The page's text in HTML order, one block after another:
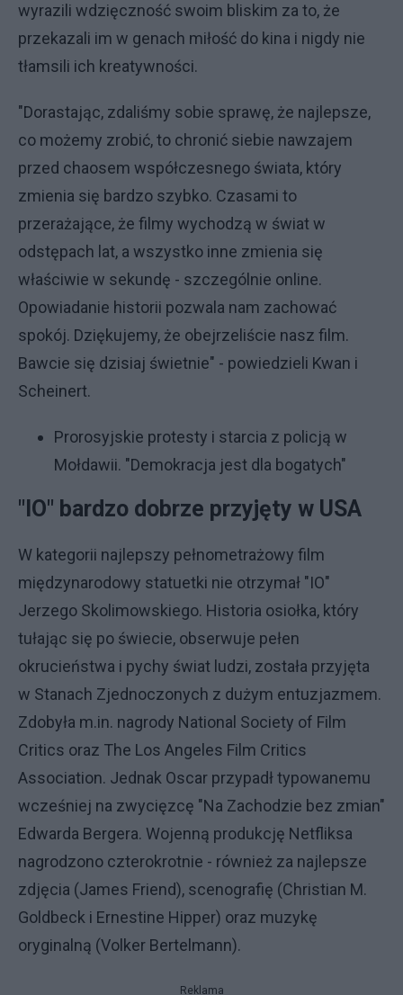
wyrazili wdzięczność swoim bliskim za to, że
przekazali im w genach miłość do kina i nigdy nie
tłamsili ich kreatywności.
"Dorastając, zdaliśmy sobie sprawę, że najlepsze,
co możemy zrobić, to chronić siebie nawzajem
przed chaosem współczesnego świata, który
zmienia się bardzo szybko. Czasami to
przerażające, że filmy wychodzą w świat w
odstępach lat, a wszystko inne zmienia się
właściwie w sekundę - szczególnie online.
Opowiadanie historii pozwala nam zachować
spokój. Dziękujemy, że obejrzeliście nasz film.
Bawcie się dzisiaj świetnie" - powiedzieli Kwan i
Scheinert.
Prorosyjskie protesty i starcia z policją w
Mołdawii. "Demokracja jest dla bogatych"
"IO" bardzo dobrze przyjęty w USA
W kategorii najlepszy pełnometrażowy film
międzynarodowy statuetki nie otrzymał "IO"
Jerzego Skolimowskiego. Historia osiołka, który
tułając się po świecie, obserwuje pełen
okrucieństwa i pychy świat ludzi, została przyjęta
w Stanach Zjednoczonych z dużym entuzjazmem.
Zdobyła m.in. nagrody National Society of Film
Critics oraz The Los Angeles Film Critics
Association. Jednak Oscar przypadł typowanemu
wcześniej na zwycięzcę "Na Zachodzie bez zmian"
Edwarda Bergera. Wojenną produkcję Netfliksa
nagrodzono czterokrotnie - również za najlepsze
zdjęcia (James Friend), scenografię (Christian M.
Goldbeck i Ernestine Hipper) oraz muzykę
oryginalną (Volker Bertelmann).
Reklama